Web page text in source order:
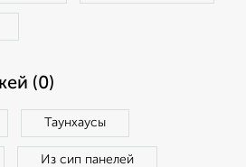
(0)
Таунхаусы
Из сип панелей